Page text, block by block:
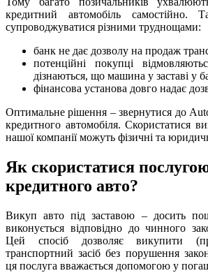
кредитний автомобіль самостійно.
супроводжуватися різними труднощами:
банк не дає дозволу на продаж
потенційні покупці
дізнаються, що машина у заставі у
фінансова установа довго надає
Оптимальне рішення – звернутися до
кредитного автомобіля. Скористатися
нашої компанії можуть фізичні та
Як скористатися
кредитного авто?
Викуп авто під заставою – досить
виконується відповідно до чинного
Цей спосіб дозволяє викупити
транспортний засіб без порушення
ця послуга вважається допомогою у